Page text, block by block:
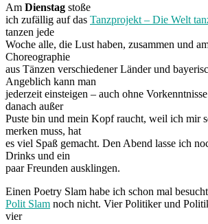
Am Dienstag stoße
ich zufällig auf das Tanzprojekt – Die Welt
tanzen jede
Woche alle, die Lust haben, zusammen und
Choreographie
aus Tänzen verschiedener Länder und
Angeblich kann man
jederzeit einsteigen – auch ohne
danach außer
Puste bin und mein Kopf raucht, weil ich mir
merken muss, hat
es viel Spaß gemacht. Den Abend lasse ich
Drinks und ein
paar Freunden ausklingen.
Einen Poetry Slam habe ich schon mal
Polit Slam noch nicht. Vier Politiker und
vier